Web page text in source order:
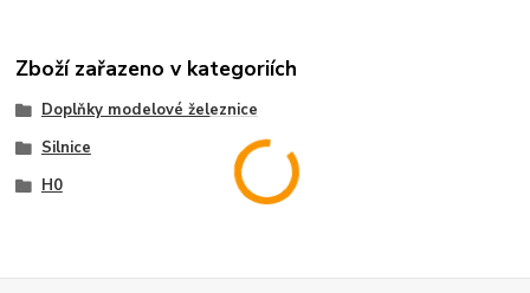
Zboží zařazeno v kategoriích
Doplňky modelové železnice
Silnice
H0